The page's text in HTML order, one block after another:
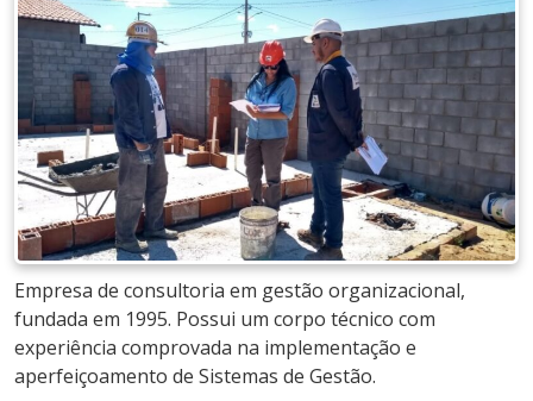
Empresa de consultoria em gestão organizacional,
fundada em 1995. Possui um corpo técnico com
experiência comprovada na implementação e
aperfeiçoamento de Sistemas de Gestão.